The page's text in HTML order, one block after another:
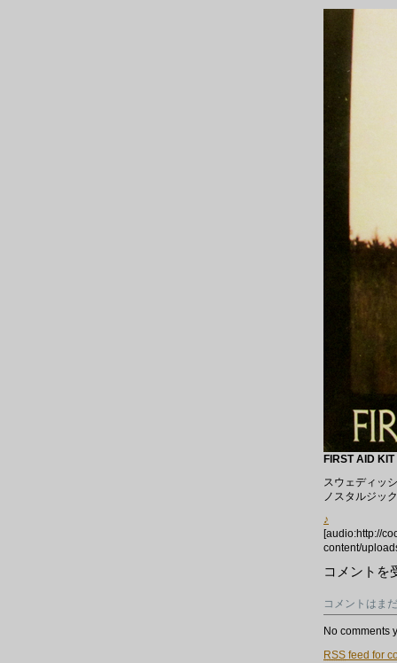
FIRST AID
スウェディッ
ノスタルジッ
♪
[audio:http://
content/
新
～
乙
女
ォ
コメントを
コメントはま
No comments
RSS feed for